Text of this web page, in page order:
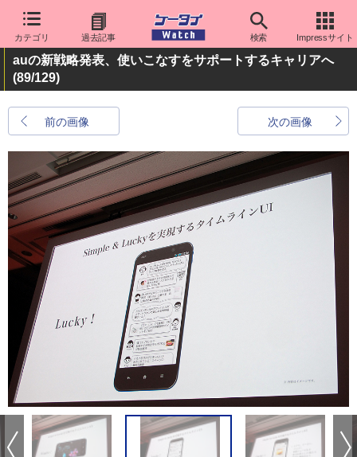
カテゴリ 過去記事 検索 Impressサイト
auの新戦略発表、使いこなすをサポートするキャリアへ
(89/129)
前の画像 次の画像